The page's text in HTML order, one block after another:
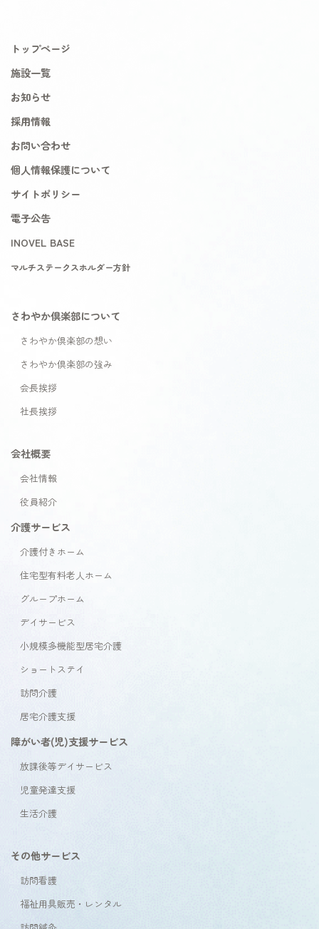
トップページ
施設一覧
お知らせ
採用情報
お問い合わせ
個人情報保護について
サイトポリシー
電子公告
INOVEL BASE
マルチステークスホルダー方針
さわやか倶楽部について
さわやか倶楽部の想い
さわやか倶楽部の強み
会長挨拶
社長挨拶
会社概要
会社情報
役員紹介
介護サービス
介護付きホーム
住宅型有料老人ホーム
グループホーム
デイサービス
小規模多機能型居宅介護
ショートステイ
訪問介護
居宅介護支援
障がい者(児)支援サービス
放課後等デイサービス
児童発達支援
生活介護
その他サービス
訪問看護
福祉用具販売・レンタル